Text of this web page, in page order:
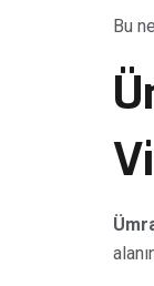
Bu